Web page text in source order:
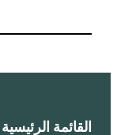
القائمة الرئيسية